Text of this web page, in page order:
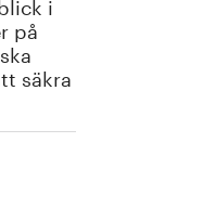
på
säkra